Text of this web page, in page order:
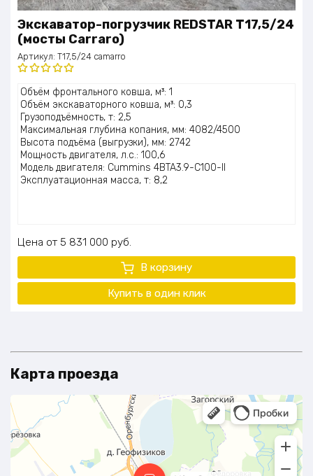
Экскаватор-погрузчик REDSTAR T17,5/24
(мосты Carraro)
Артикул: T17,5/24 camarro
Оценка
5.00из 5
Объём фронтального ковша, м³: 1
Объём экскаваторного ковша, м³: 0,3
Грузоподъёмность, т: 2,5
Максимальная глубина копания, мм: 4082/4500
Высота подъёма (выгрузки), мм: 2742
Мощность двигателя, л.с.: 100,6
Модель двигателя: Cummins 4BTA3.9-C100-II
Эксплуатационная масса, т: 8,2
Цена 5 831 000 руб.
В корзину
Купить в один клик
Карта проезда